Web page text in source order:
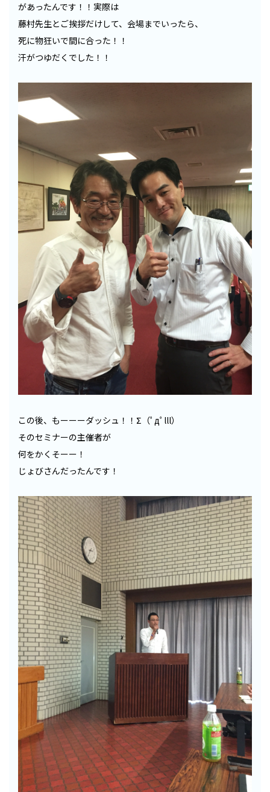
があったんです！！実際は
藤村先生とご挨拶だけして、会場までいったら、
死に物狂いで間に合った！！
汗がつゆだくでした！！
この後、もーーーダッシュ！！Σ（ﾟдﾟlll）
そのセミナーの主催者が
何をかくそーー！
じょびさんだったんです！